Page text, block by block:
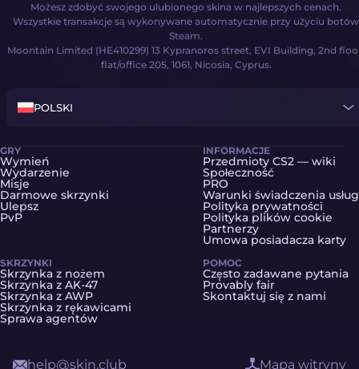
Możesz zdobyć swojego ulubionego skina w najlepszych cenach.
Wszystkie transakcje są wykonywane automatycznie przy użyciu botów
Steam.
Moontain Limited (HE410299) 13 Kypranoros street, EVI Building, 2nd
flat/office 205, 1061, Nicosia, Cyprus.
POLSKI
GRY
Wymień
Wydarzenie
Misje
Darmowe skrzynki
Ulepsz
PvP
SKRZYNKI
Skrzynka z nożem
Skrzynka z AK-47
Skrzynka z AWP
Skrzynka z rękawicami
Sprawa agentów
INFORMACJE
Przedmioty CS2 — wiki
Społeczność
PRO
Warunki świadczenia usług
Polityka prywatności
Polityka plików cookie
Partnerzy
Umowa posiadacza karty
POMOC
Często zadawane pytania
Provably fair
Skontaktuj się z nami
help@skin.club Mapa witryny